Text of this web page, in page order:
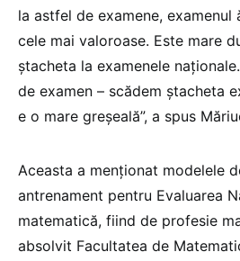
la astfel de examene, examenul
cele mai valoroase. Este mare
ștacheta la examenele
de examen – scădem ștacheta
e o mare greșeală”, a spus
Aceasta a menționat modelele
antrenament pentru Evaluarea
matematică, fiind de profesie
absolvit Facultatea de